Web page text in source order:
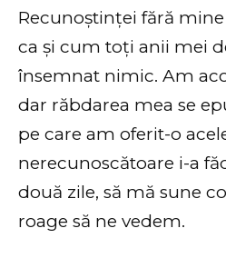
Recunoștinței fără mine
ca și cum toți anii mei
însemnat nimic. Am
dar răbdarea mea se
pe care am oferit-o
nerecunoscătoare i-a
două zile, să mă sune
roage să ne vedem.